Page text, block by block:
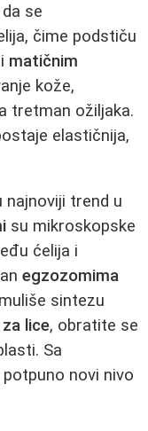
se
čime podstiču
matičnim
kože,
tretman ožiljaka.
elastičnija,
najnoviji trend u
su mikroskopske
ćelija i
egzozomima
sintezu
lice, obratite se
Sa
novi nivo